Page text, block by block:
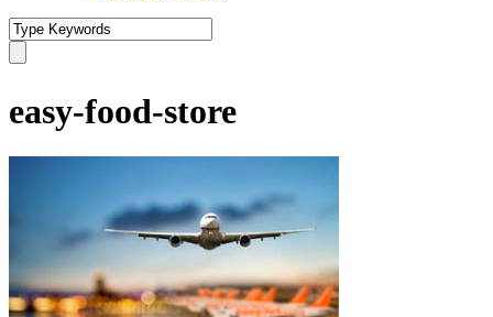
easy-food-store